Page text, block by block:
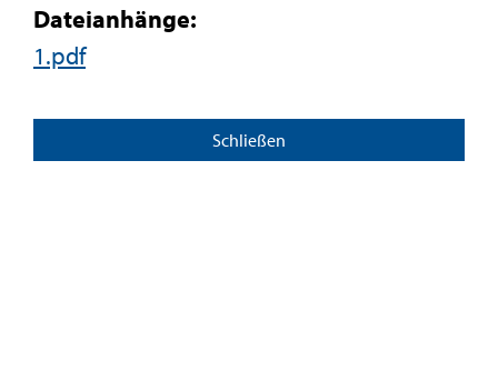
Dateianhänge:
1.pdf
Schließen